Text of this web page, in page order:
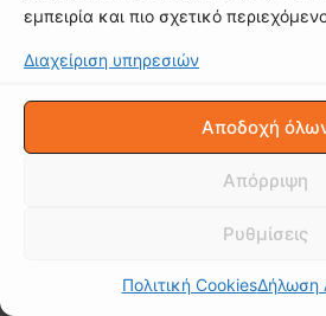
εμπειρία και πιο σχετικό
Διαχείριση υπηρεσιών
Αποδοχή
Απόρριψη
Ρυθμίσεις
Πολιτική CookiesΔήλωση